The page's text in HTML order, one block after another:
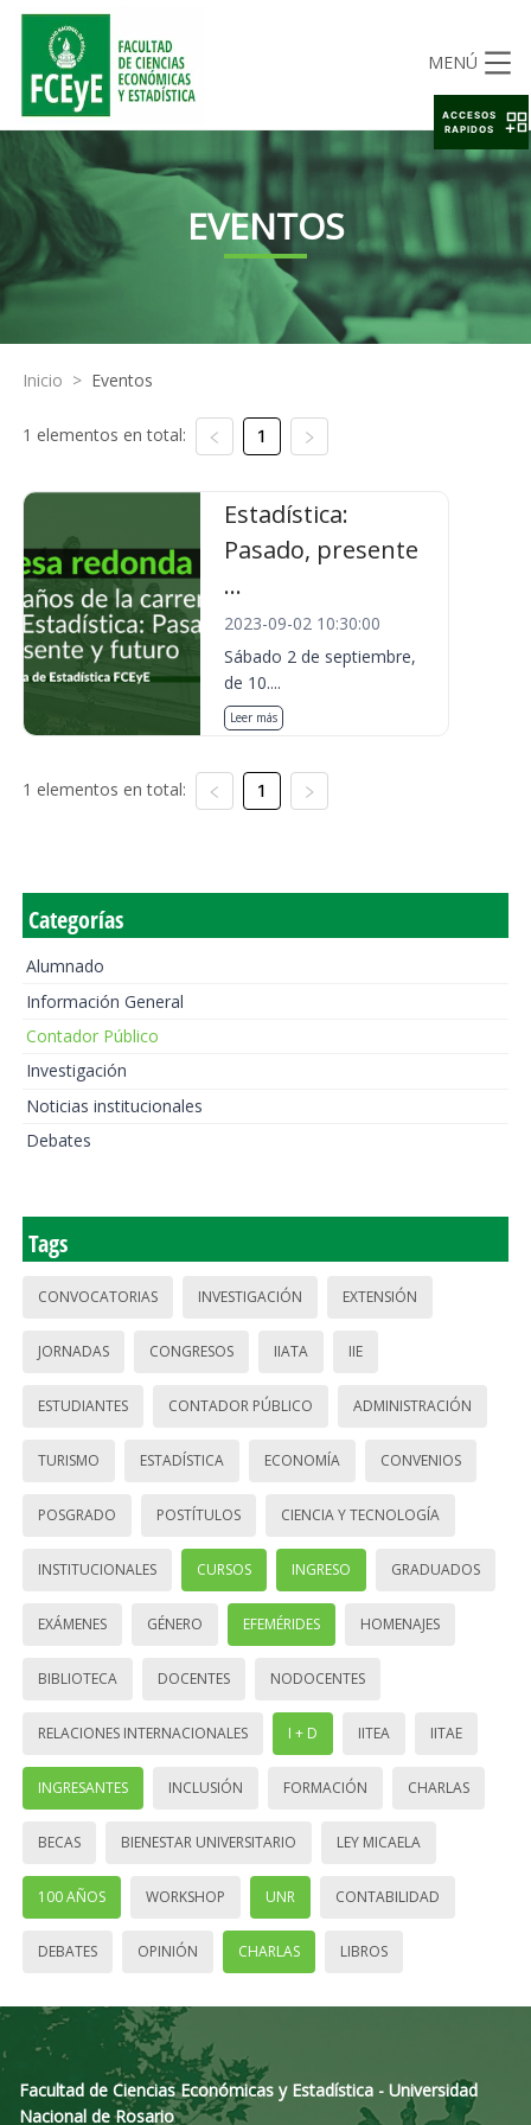
MENÚ
EVENTOS
Inicio > Eventos
1 elementos en total: 1
Estadística:
Pasado, presente
...
2023-09-02 10:30:00
Sábado 2 de septiembre,
de 10....
Leer más
1 elementos en total: 1
Categorías
Alumnado
Información General
Contador Público
Investigación
Noticias institucionales
Debates
Tags
CONVOCATORIAS INVESTIGACIÓN EXTENSIÓN
JORNADAS CONGRESOS IIATA IIE
ESTUDIANTES CONTADOR PÚBLICO ADMINISTRACIÓN
TURISMO ESTADÍSTICA ECONOMÍA CONVENIOS
POSGRADO POSTÍTULOS CIENCIA Y TECNOLOGÍA
INSTITUCIONALES CURSOS INGRESO GRADUADOS
EXÁMENES GÉNERO EFEMÉRIDES HOMENAJES
BIBLIOTECA DOCENTES NODOCENTES
RELACIONES INTERNACIONALES I + D IITEA IITAE
INGRESANTES INCLUSIÓN FORMACIÓN CHARLAS
BECAS BIENESTAR UNIVERSITARIO LEY MICAELA
100 AÑOS WORKSHOP UNR CONTABILIDAD
DEBATES OPINIÓN CHARLAS LIBROS
Facultad de Ciencias Económicas y Estadística - Universidad
Nacional de Rosario
ACCESOS
RAPIDOS